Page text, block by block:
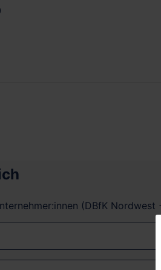
(DBfK Nordwest